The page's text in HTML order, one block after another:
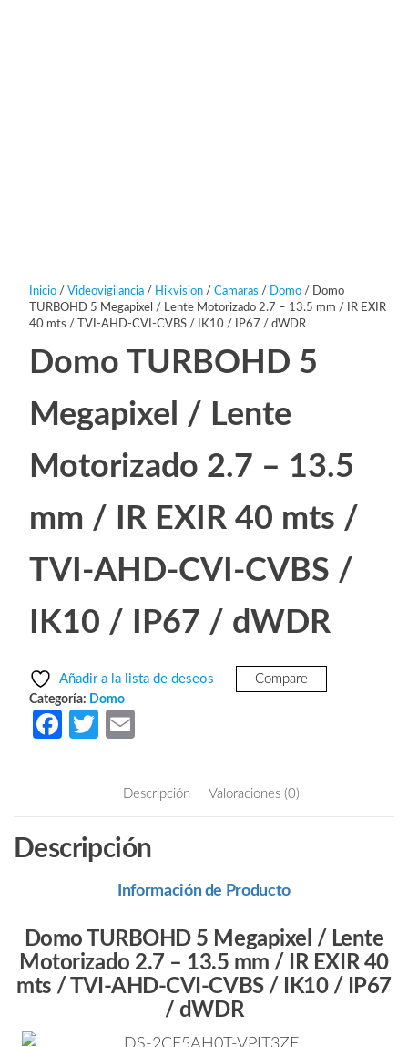
Inicio/ Videovigilancia/ Hikvision/ Camaras / Domo/ Domo
TURBOHD 5 Megapixel / Lente Motorizado 2.7 – 13.5 mm / IR EXIR
40 mts / TVI-AHD-CVI-CVBS / IK10 / IP67 / dWDR
Domo TURBOHD 5
Megapixel / Lente
Motorizado 2.7 – 13.5
mm / IR EXIR 40 mts /
TVI-AHD-CVI-CVBS /
IK10 / IP67 / dWDR
Añadir a la lista de deseos Compare
Categoría: Domo
Fa
o
T
itt
ail
Descripción Valoraciones (0)
Descripción
Información de Producto
Domo TURBOHD 5 Megapixel / Lente
Motorizado 2.7 – 13.5 mm / IR EXIR 40
mts / TVI-AHD-CVI-CVBS / IK10 / IP67
/ dWDR